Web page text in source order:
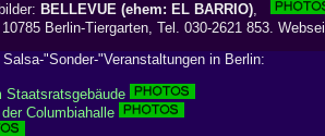
BELLEVUE (ehem: EL BARRIO),
Berlin-Tiergarten, Tel. 030-2621 853.
"Sonder-"Veranstaltungen in Berlin:
Staatsratsgebäude
Columbiahalle